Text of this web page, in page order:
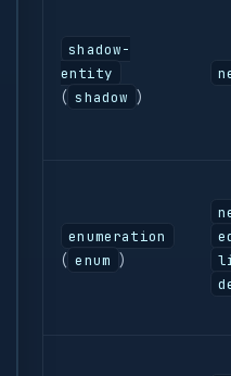
shadow-
entity
( shadow )
enumeration
( enum )